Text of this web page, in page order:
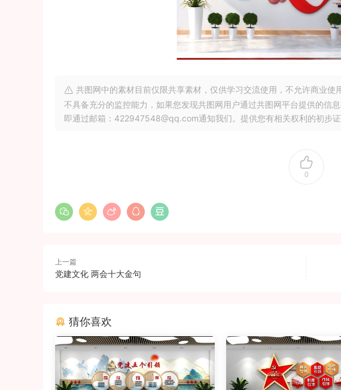
共图网中的素材目前仅限共享素材，仅供学习交流使用，不允许商业
不具备充分的监控能力，如果您发现共图网用户通过共图网平台提供的信
即通过邮箱：422947548@qq.com通知我们。提供您有相关权利的初步
0
上一篇
党建文化 两会十大金句
猜你喜欢